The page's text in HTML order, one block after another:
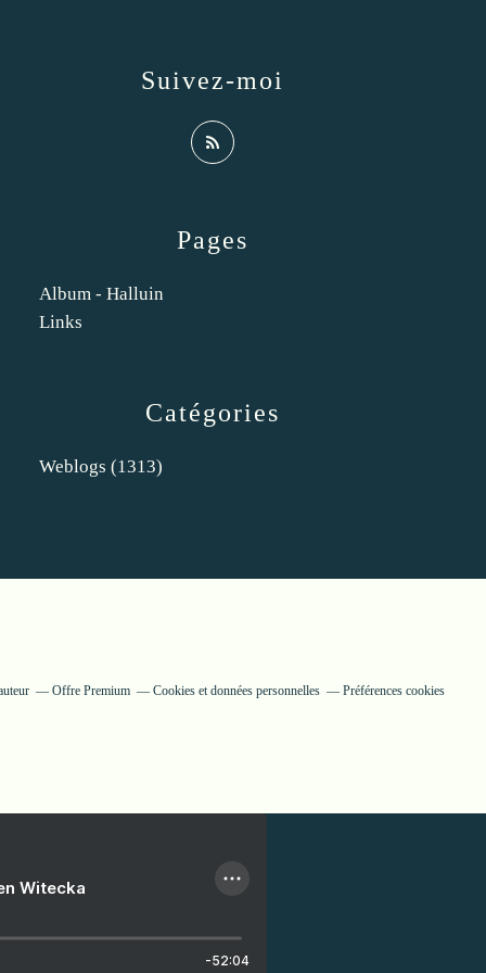
Catégories
Weblogs (1313)
Pages
Album - Halluin
Links
Suivez-moi
Offre Premium Cookies et données personnelles Préférences cookies
Witecka
-52:04